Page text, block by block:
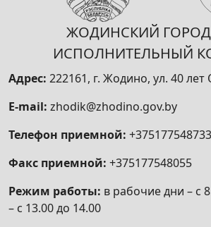
ЖОДИНСКИЙ
ИСПОЛНИТЕЛЬНЫЙ
Адрес: 222161, г. Жодино, ул. 40 лет
E-mail: zhodik@zhodino.gov.by
Телефон приемной: +375177548733
Факс приемной: +375177548055
Режим работы: в рабочие дни – с
– с 13.00 до 14.00